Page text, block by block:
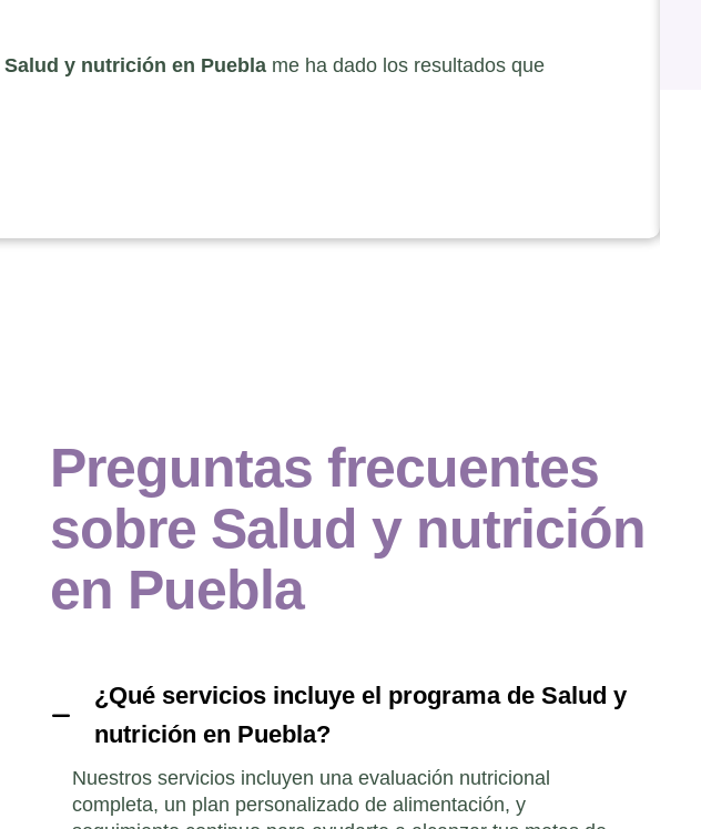
Salud y nutrición en Puebla me ha dado los resultados que
Preguntas frecuentes
sobre Salud y nutrición
en Puebla
¿Qué servicios incluye el programa de Salud y
nutrición en Puebla?
Nuestros servicios incluyen una evaluación nutricional
completa, un plan personalizado de alimentación, y